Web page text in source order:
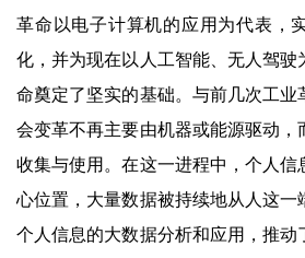
革命以电子计算机的应用为代表，
化，并为现在以人工智能、无人驾驶
命奠定了坚实的基础。与前几次工业
会变革不再主要由机器或能源驱动，
收集与使用。在这一进程中，个人信
心位置，大量数据被持续地从人这一
个人信息的大数据分析和应用，推动